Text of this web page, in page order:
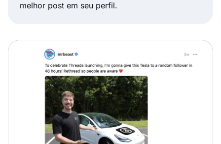
melhor post em seu perfil.